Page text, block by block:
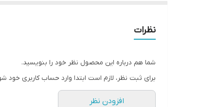
نظرات
شما هم درباره این محصول نظر خود را بنویسید.
برای ثبت نظر، لازم است ابتدا وارد حساب کاربری خود
افزودن نظر